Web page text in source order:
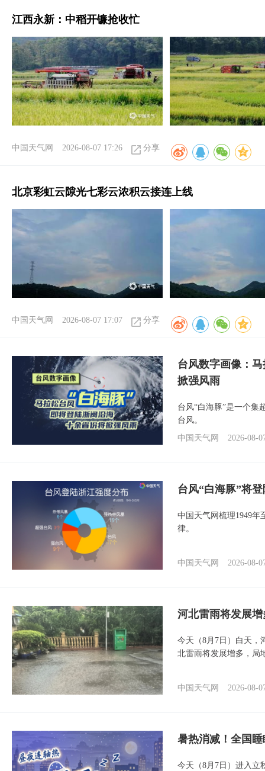
江西永新：中稻开镰抢收忙
中国天气网 2026-08-07 17:26 分享
北京彩虹云隙光七彩云浓积云接连上线
中国天气网 2026-08-07 17:07 分享
台风数字画像：
掀强风雨
台风“白海豚”是一个集
台风。
中国天气网
2026-08-
台风“白海豚”将
中国天气网梳理1949年
律。
中国天气网 2026-08-
河北雷雨将发展
今天（8月7日）白天，
北雷雨将发展增多，局
中国天气网 2026-08-
暑热消减！全国
今天（8月7日）进入立